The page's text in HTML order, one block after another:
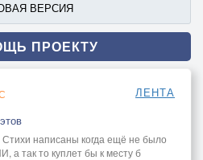
ВЕРСИЯ
ПРОЕКТУ
ЛЕНТА
написаны когда ещё не было
а так то куплет бы к месту б